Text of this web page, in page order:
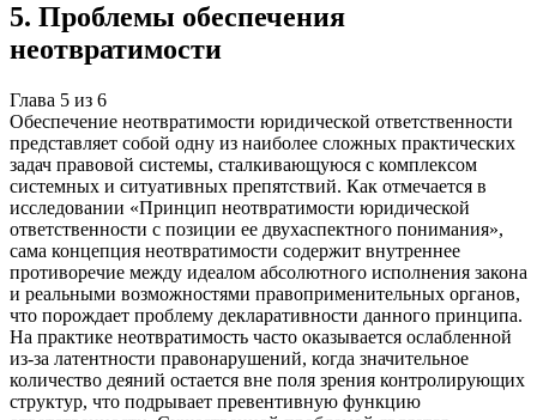
5. Проблемы обеспечения
неотвратимости
Глава 5 из 6
Обеспечение неотвратимости юридической ответственности
представляет собой одну из наиболее сложных практических
задач правовой системы, сталкивающуюся с комплексом
системных и ситуативных препятствий. Как отмечается в
исследовании «Принцип неотвратимости юридической
ответственности с позиции ее двухаспектного понимания»,
сама концепция неотвратимости содержит внутреннее
противоречие между идеалом абсолютного исполнения закона
и реальными возможностями правоприменительных органов,
что порождает проблему декларативности данного принципа.
На практике неотвратимость часто оказывается ослабленной
из-за латентности правонарушений, когда значительное
количество деяний остается вне поля зрения контролирующих
структур, что подрывает превентивную функцию